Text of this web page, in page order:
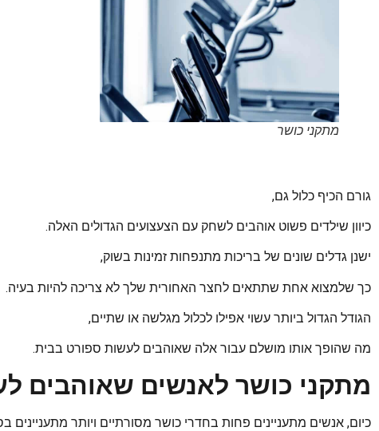
מתקני כושר
גורם הכיף כלול גם,
כיוון שילדים פשוט אוהבים לשחק עם הצעצועים הגדולים האלה.
ישנן גדלים שונים של בריכות מתנפחות זמינות בשוק,
כך שלמצוא אחת שתתאים לחצר האחורית שלך לא צריכה להיות בעיה.
הגודל הגדול ביותר עשוי אפילו לכלול מגלשה או שתיים,
מה שהופך אותו מושלם עבור אלה שאוהבים לעשות ספורט בבית.
מתקני כושר לאנשים שאוהבים
כיום, אנשים מתעניינים פחות בחדרי כושר מסורתיים ויותר מתעניינים